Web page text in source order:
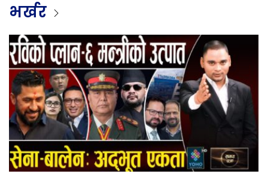
भर्खर